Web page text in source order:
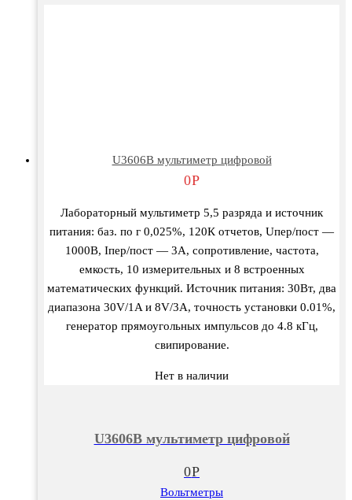
U3606В мультиметр цифровой
0Р
Лабораторный мультиметр 5,5 разряда и источник
питания: баз. по г 0,025%, 120К отчетов, Uпер/пост —
1000В, Iпер/пост — 3А, сопротивление, частота,
емкость, 10 измерительных и 8 встроенных
математических функций. Источник питания: 30Вт, два
диапазона 30V/1A и 8V/3A, точность установки 0.01%,
генератор прямоугольных импульсов до 4.8 кГц,
свипирование.
Нет в наличии
U3606В мультиметр цифровой
0Р
Вольтметры